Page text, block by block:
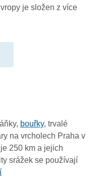
15:10
13:30
13:20
13:10
13:00
je složen z více
bouřky, trvalé
na vrcholech Praha v
250 km a jejich
srážek se používají